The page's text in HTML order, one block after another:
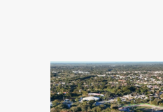
de
Retoque
de
imágenes